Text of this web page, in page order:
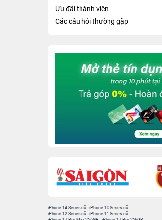
Ưu đãi thành viên
Các câu hỏi thường gặp
iPhone 14 Series cũ -iPhone 13 Series cũ
iPhone 12 Series cũ -iPhone 11 Series cũ